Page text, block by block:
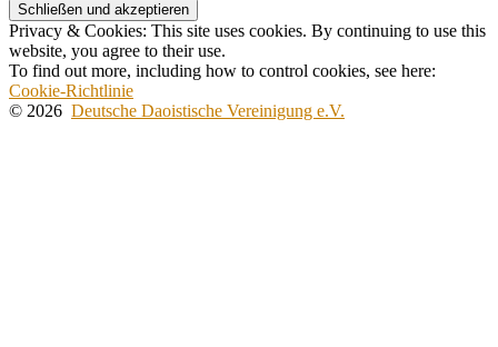
Privacy & Cookies: This site uses cookies. By continuing to use this
website, you agree to their use.
To find out more, including how to control cookies, see here:
Cookie-Richtlinie
© 2026 Deutsche Daoistische Vereinigung e.V.